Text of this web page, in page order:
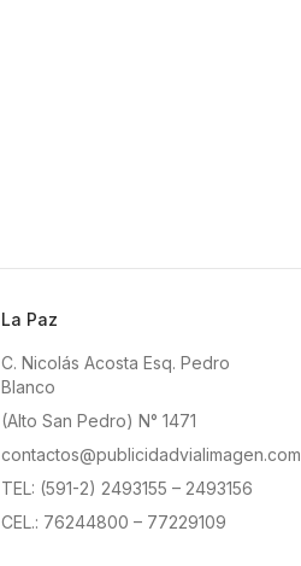
La Paz
C. Nicolás Acosta Esq. Pedro
Blanco
(Alto San Pedro) N° 1471
contactos@publicidadvialimagen.com
TEL: (591-2) 2493155 – 2493156
CEL.: 76244800 – 77229109